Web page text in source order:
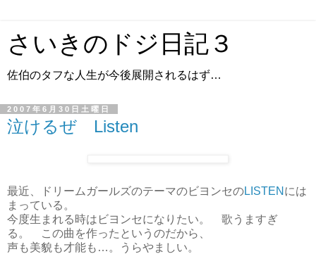
さいきのドジ日記３
佐伯のタフな人生が今後展開されるはず…
2007年6月30日土曜日
泣けるぜ Listen
最近、ドリームガールズのテーマのビヨンセのLISTEN には
まっている。
今度生まれる時はビヨンセになりたい。 歌うますぎ
る。 この曲を作ったというのだから、
声も美貌も才能も…。うらやましい。